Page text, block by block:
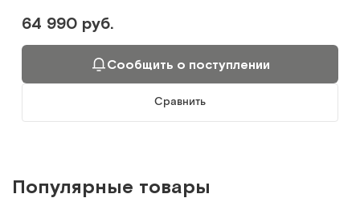
64 990 руб.
Сообщить о поступлении
Сравнить
Популярные товары